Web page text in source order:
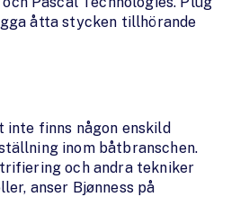
åtta stycken tillhörande
inte finns någon enskild
inom båtbranschen.
och andra tekniker
anser Bjønness på